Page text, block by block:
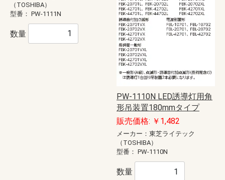
（TOSHIBA）
型番： PW-1111N
数量
PW-1110N LED誘導灯用角
形吊装置180mmタイプ
販売価格: ￥1,482
メーカー：東芝ライテック
（TOSHIBA）
型番： PW-1110N
数量